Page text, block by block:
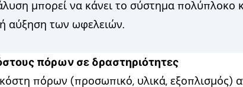
μπορεί να κάνει το σύστημα πολύπλοκο
αύξηση των ωφελειών.
πόρων σε δραστηριότητες
πόρων (προσωπικό, υλικά, εξοπλισμός)